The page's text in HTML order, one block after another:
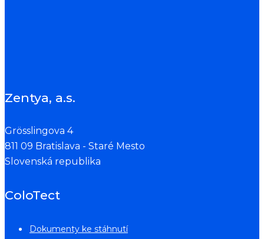
Zentya, a.s.
Grösslingova 4
811 09 Bratislava - Staré Mesto
Slovenská republika
ColoTect
Dokumenty ke stáhnutí